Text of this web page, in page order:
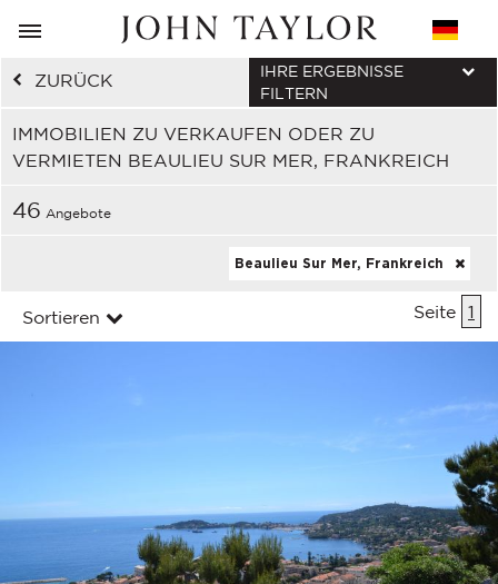
ZURÜCK
IMMOBILIEN ZU VERKAUFEN ODER ZU
VERMIETEN BEAULIEU SUR MER, FRANKREICH
IHRE ERGEBNISSE
FILTERN
46 Angebote
Beaulieu Sur Mer, Frankreich
Sortieren Seite 1